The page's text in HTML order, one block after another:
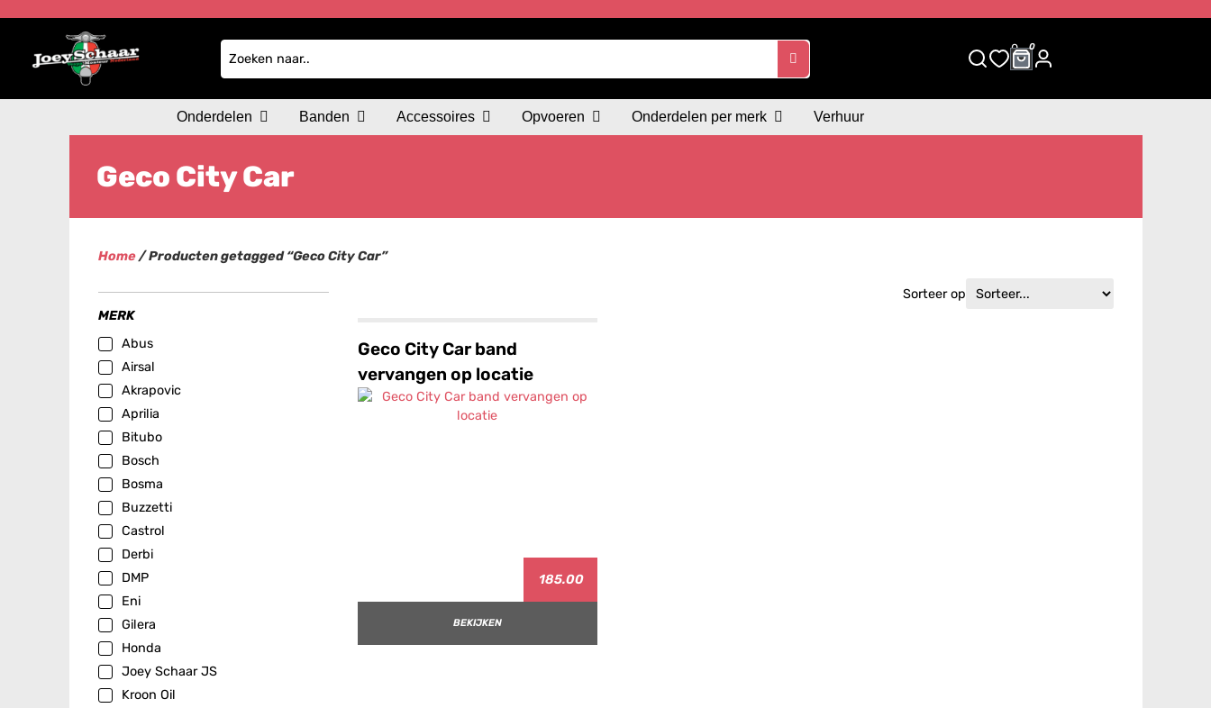
0 0
Onderdelen Banden Accessoires Opvoeren Onderdelen per merk Verhuur
Geco City Car
Home/ Producten getagged “Geco City Car”
MERK
Abus
Airsal
Akrapovic
Aprilia
Bitubo
Bosch
Bosma
Buzzetti
Castrol
Derbi
DMP
Eni
Gilera
Honda
Joey Schaar JS
Kroon Oil
Sorteer op
Geco City Car band
vervangen op locatie
185.00
BEKIJKEN